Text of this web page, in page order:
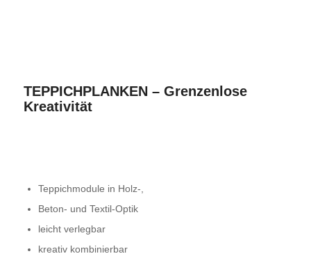
TEPPICHPLANKEN – Grenzenlose
Kreativität
Teppichmodule in Holz-,
Beton- und Textil-Optik
leicht verlegbar
kreativ kombinierbar